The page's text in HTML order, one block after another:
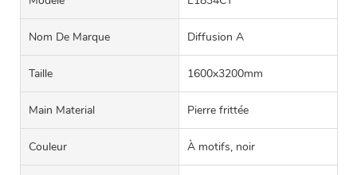
Nom De Marque Diffusion A
Taille 1600x3200mm
Main Material Pierre frittée
Couleur À motifs, noir